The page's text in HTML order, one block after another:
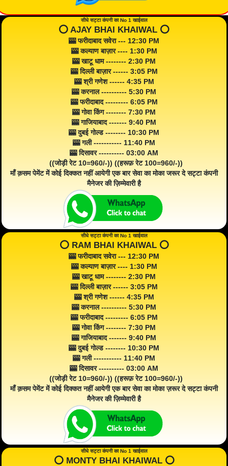
सीधे सट्टा कंपनी का No 1 खाईवाल
⭕️ AJAY BHAI KHAIWAL ⭕️
🎰 फरीदाबाद सवेरा --- 12:30 PM
🎰 कल्याण बाज़ार ---- 1:30 PM
🎰 खाटू धाम -------- 2:30 PM
🎰 दिल्ली बाज़ार ------ 3:05 PM
🎰 श्री गणेश ------ 4:35 PM
🎰 करनाल ---------- 5:30 PM
🎰 फरीदाबाद --------- 6:05 PM
🎰 गोवा किंग -------- 7:30 PM
🎰 गाजियाबाद ------- 9:40 PM
🎰 दुबई गोल्ड -------- 10:30 PM
🎰 गली ----------- 11:40 PM
🎰 दिसावर ---------- 03:00 AM
((जोड़ी रेट 10=960/-)) ((हरूफ़ रेट 100=960/-))
माँ क़सम पेमेंट में कोई दिक्कत नहीं आयेगी एक बार सेवा का मोका जरूर दे सट्टा कंपनी
मैनेजर की ज़िम्मेवारी है
सीधे सट्टा कंपनी का No 1 खाईवाल
⭕️ RAM BHAI KHAIWAL ⭕️
🎰 फरीदाबाद सवेरा --- 12:30 PM
🎰 कल्याण बाज़ार ---- 1:30 PM
🎰 खाटू धाम -------- 2:30 PM
🎰 दिल्ली बाज़ार ------ 3:05 PM
🎰 श्री गणेश ------ 4:35 PM
🎰 करनाल ---------- 5:30 PM
🎰 फरीदाबाद --------- 6:05 PM
🎰 गोवा किंग -------- 7:30 PM
🎰 गाजियाबाद ------- 9:40 PM
🎰 दुबई गोल्ड -------- 10:30 PM
🎰 गली ----------- 11:40 PM
🎰 दिसावर ---------- 03:00 AM
((जोड़ी रेट 10=960/-)) ((हरूफ़ रेट 100=960/-))
माँ क़सम पेमेंट में कोई दिक्कत नहीं आयेगी एक बार सेवा का मोका ज़रूर दे सट्टा कंपनी
मैनेजर की ज़िम्मेवारी है
सीधे सट्टा कंपनी का No 1 खाईवाल
⭕️ MONTY BHAI KHAIWAL ⭕️